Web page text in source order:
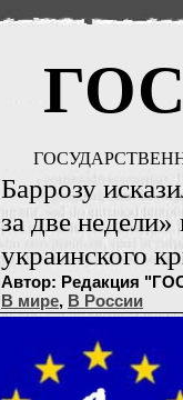
Баррозу
за две
украинского
Автор: Редакция
В мире, В России